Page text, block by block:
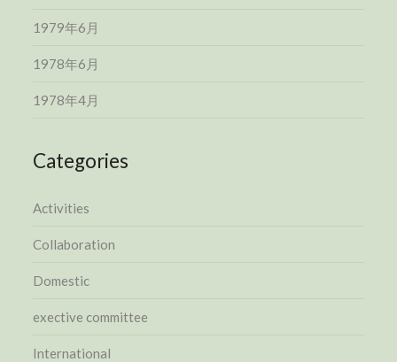
1979年6月
1978年6月
1978年4月
Categories
Activities
Collaboration
Domestic
exective committee
International